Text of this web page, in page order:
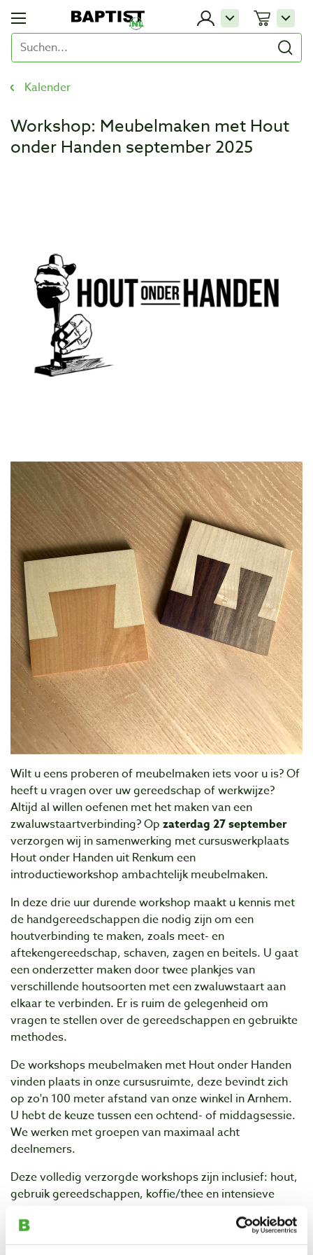
Kalender
Workshop: Meubelmaken met Hout
onder Handen september 2025
Wilt u eens proberen of meubelmaken iets voor u is? Of
heeft u vragen over uw gereedschap of werkwijze?
Altijd al willen oefenen met het maken van een
zwaluwstaartverbinding? Op zaterdag 27 september
verzorgen wij in samenwerking met cursuswerkplaats
Hout onder Handen uit Renkum een
introductieworkshop ambachtelijk meubelmaken.
In deze drie uur durende workshop maakt u kennis met
de handgereedschappen die nodig zijn om een
houtverbinding te maken, zoals meet- en
aftekengereedschap, schaven, zagen en beitels. U gaat
een onderzetter maken door twee plankjes van
verschillende houtsoorten met een zwaluwstaart aan
elkaar te verbinden. Er is ruim de gelegenheid om
vragen te stellen over de gereedschappen en gebruikte
methodes.
De workshops meubelmaken met Hout onder Handen
vinden plaats in onze cursusruimte, deze bevindt zich
op zo'n 100 meter afstand van onze winkel in Arnhem.
U hebt de keuze tussen een ochtend- of middagsessie.
We werken met groepen van maximaal acht
deelnemers.
Deze volledig verzorgde workshops zijn inclusief: hout,
gebruik gereedschappen, koffie/thee en intensieve